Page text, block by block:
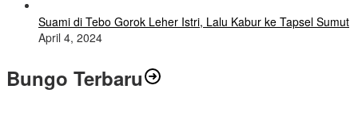
Suami di Tebo Gorok Leher Istri, Lalu Kabur ke Tapsel Sumut
April 4, 2024
Bungo Terbaru